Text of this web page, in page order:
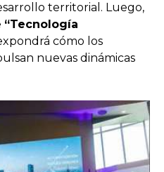
territorial. Luego,
“Tecnología
cómo los
nuevas dinámicas